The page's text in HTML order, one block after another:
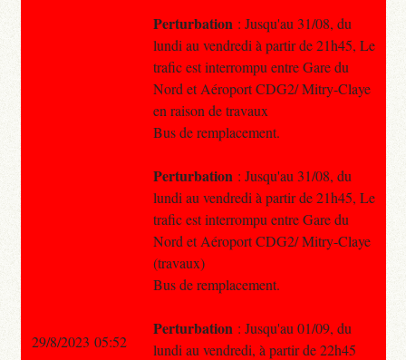
Perturbation : Jusqu'au 31/08, du
lundi au vendredi à partir de 21h45, Le
trafic est interrompu entre Gare du
Nord et Aéroport CDG2/ Mitry-Claye
en raison de travaux
Bus de remplacement.
Perturbation : Jusqu'au 31/08, du
lundi au vendredi à partir de 21h45, Le
trafic est interrompu entre Gare du
Nord et Aéroport CDG2/ Mitry-Claye
(travaux)
Bus de remplacement.
Perturbation : Jusqu'au 01/09, du
lundi au vendredi, à partir de 22h45
29/8/2023 05:52